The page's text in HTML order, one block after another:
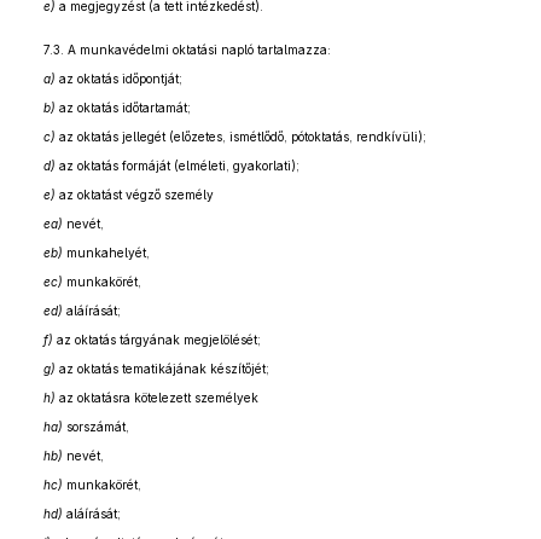
e) a megjegyzést (a tett intézkedést).
7.3. A munkavédelmi oktatási napló tartalmazza:
a) az oktatás időpontját;
b) az oktatás időtartamát;
c) az oktatás jellegét (előzetes, ismétlődő, pótoktatás, rendkívüli);
d) az oktatás formáját (elméleti, gyakorlati);
e) az oktatást végző személy
ea) nevét,
eb) munkahelyét,
ec) munkakörét,
ed) aláírását;
f) az oktatás tárgyának megjelölését;
g) az oktatás tematikájának készítőjét;
h) az oktatásra kötelezett személyek
ha) sorszámát,
hb) nevét,
hc) munkakörét,
hd) aláírását;